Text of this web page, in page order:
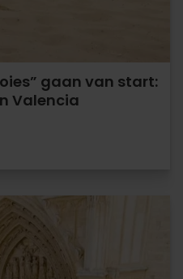
gaan van start:
Valencia